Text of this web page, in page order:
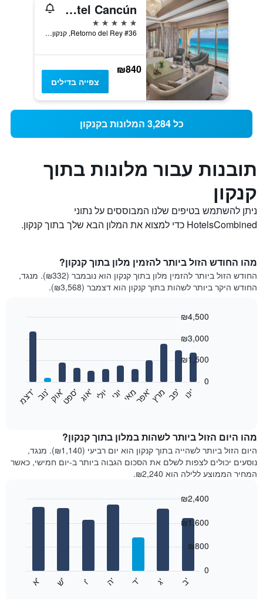
Kempinski Hotel Cancún
5 כוכבים
Retorno del Rey #36, קנקון, מדינת קינטאנה רו, מקסיקו
₪840
צפייה בדילים
כל 3,284 המלונות בקנקון
תובנות עבור מלונות בתוך
קנקון
ניתן להשתמש בטיפים שלנו המבוססים על נתוני
HotelsCombined כדי למצוא את המלון הבא שלך בתוך קנקון.
מהו החודש הזול ביותר להזמין מלון בתוך קנקון?
החודש הזול ביותר להזמין מלון בתוך קנקון הוא נובמבר (₪332). מנגד,
החודש היקר ביותר לשהות בתוך קנקון הוא דצמבר (₪3,568).
מחיר
הממוצע
של
חדר
בכל
י
נ
ו
' פ
ב​​​​​​​
' מרץא
פ
ר
' מאי יוני יולי א
ו
ג
' ס
פ
ט
' א
ו
ק
' נ
ו
ב
' ד
צ
מ
'
0
₪1,500
₪3,000
₪4,500
מהו היום הזול ביותר לשהות במלון בתוך קנקון?
היום הזול ביותר לשהייה בתוך קנקון הוא יום רביעי (₪1,140). מנגד,
נוסעים יכולים לצפות לשלם את הסכום הגבוה ביותר ב-יום חמישי, כאשר
המחיר הממוצע ללילה הוא ₪2,240.
ב
' ג
' ד
' ה
' ו
' ש
' א
'
0
₪800
₪1,600
₪2,400